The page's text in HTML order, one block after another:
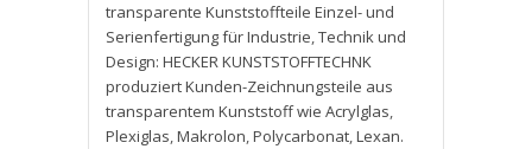
transparente Kunststoffteile Einzel- und
Serienfertigung für Industrie,Technik und
Design: HECKER KUNSTSTOFFTECHNK
produziert Kunden-Zeichnungsteile aus
transparentem Kunststoff wie Acrylglas,
Plexiglas,Makrolon,Polycarbonat,Lexan.